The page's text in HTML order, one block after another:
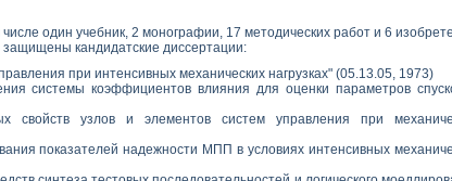
один учебник, 2 монографии, 17 методических работ и 6
кандидатские диссертации:
при интенсивных механических нагрузках" (05.13.05, 1973)
системы коэффициентов влияния для оценки параметров
свойств узлов и элементов систем управления при
показателей надежности МПП в условиях интенсивных